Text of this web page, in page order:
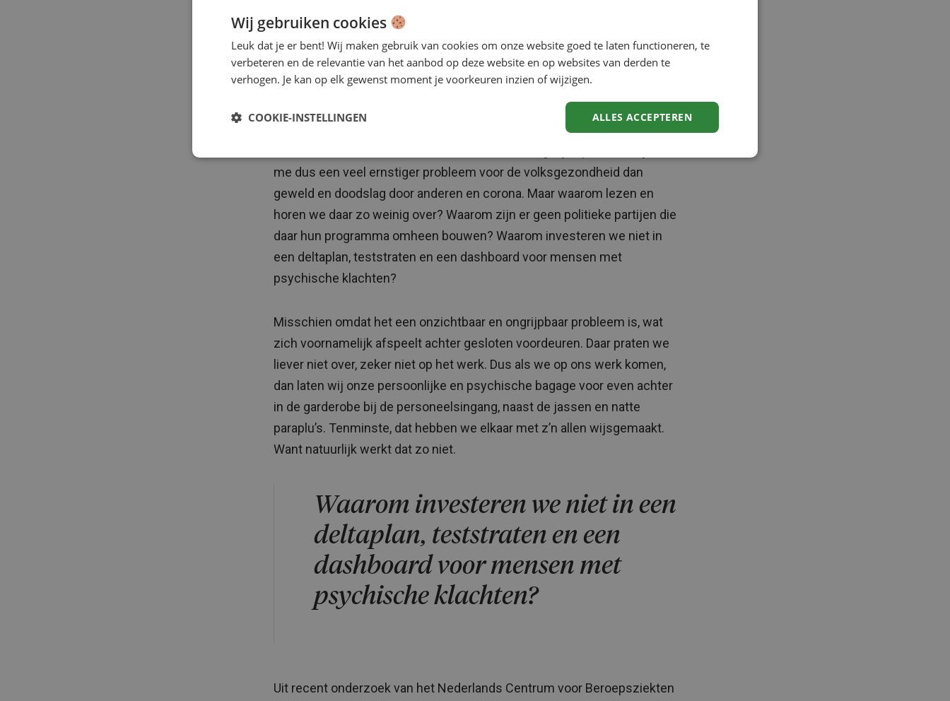
Depressief door thuiswerken? 10 tips tegen een
thuiswerkdepressie
Ik heb ruim 500 collega’s en dat zou dus betekenen dat er ongeveer 100
zijn die op dit moment serieuze psychische problematiek ervaren, nog
me dus een veel ernstiger probleem voor de volksgezondheid dan
geweld en doodslag door anderen en corona. Maar waarom lezen en
horen we daar zo weinig over? Waarom zijn er geen politieke partijen die
daar hun programma omheen bouwen? Waarom investeren we niet in
een deltaplan, teststraten en een dashboard voor mensen met
psychische klachten?
Misschien omdat het een onzichtbaar en ongrijpbaar probleem is, wat
zich voornamelijk afspeelt achter gesloten voordeuren. Daar praten we
liever niet over, zeker niet op het werk. Dus als we op ons werk komen,
dan laten wij onze persoonlijke en psychische bagage voor even achter
in de garderobe bij de personeelsingang, naast de jassen en natte
paraplu’s. Tenminste, dat hebben we elkaar met z’n allen wijsgemaakt.
Want natuurlijk werkt dat zo niet.
Waarom investeren we niet in een
deltaplan, teststraten en een
dashboard voor mensen met
psychische klachten?
Uit recent onderzoek van het Nederlands Centrum voor Beroepsziekten
Wij gebruiken cookies
Leuk dat je er bent! Wij maken gebruik van cookies om onze website goed te laten functioneren, te
verbeteren en de relevantie van het aanbod op deze website en op websites van derden te
verhogen. Je kan op elk gewenst moment je voorkeuren inzien of wijzigen.
ALLES ACCEPTEREN
COOKIE-INSTELLINGEN